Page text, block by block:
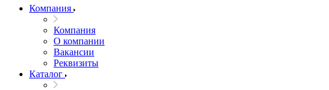
Компания
Компания
О компании
Вакансии
Реквизиты
Каталог